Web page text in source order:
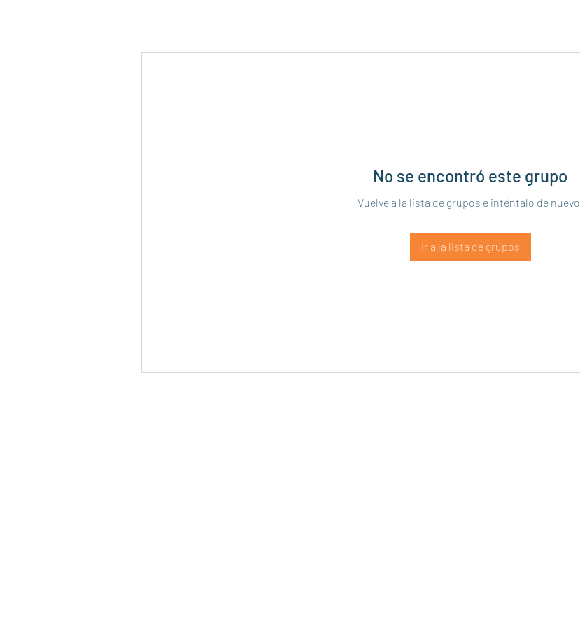
No se encontró este grupo
Vuelve a la lista de grupos e inténtalo de nuevo.
Ir a la lista de grupos